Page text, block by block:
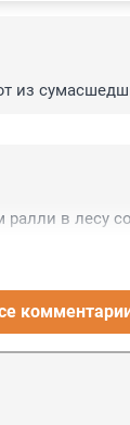
из
ралли в лесу